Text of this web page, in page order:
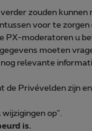
zouden
voor te
PX-moderatoren u
moeten
relevante
de Privévelden zijn
op".
is.